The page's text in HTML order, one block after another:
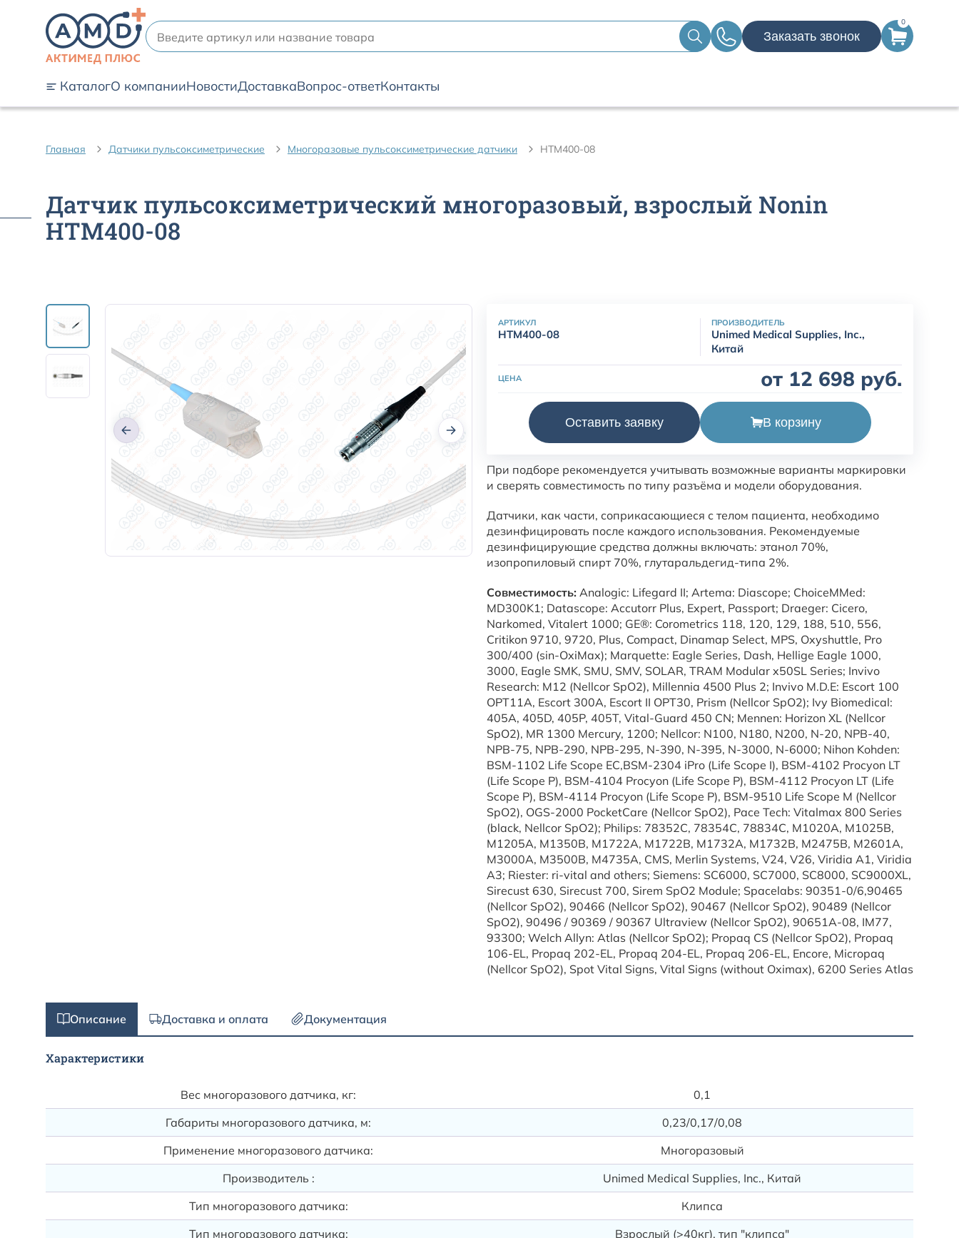
КаталогО компанииНовостиДоставкаВопрос-ответКонтакты
Заказать звонок
0
Главная Датчики пульсоксиметрические Многоразовые пульсоксиметрические датчики HTM400-08
Датчик пульсоксиметрический многоразовый, взрослый Nonin
HTM400-08
АРТИКУЛ
HTM400-08
ПРОИЗВОДИТЕЛЬ
Unimed Medical Supplies, Inc.,
Китай
ЦЕНА от 12 698 руб.
Оставить заявку
В корзину
Датчик пульсоксиметрический многоразовый, взрослый Nonin HTM400-08.
При подборе рекомендуется учитывать возможные варианты маркировки
и сверять совместимость по типу разъёма и модели оборудования.
Датчики, как части, соприкасающиеся с телом пациента, необходимо
дезинфицировать после каждого использования. Рекомендуемые
дезинфицирующие средства должны включать: этанол 70%,
изопропиловый спирт 70%, глутаральдегид-типа 2%.
Совместимость: Analogic: Lifegard II; Artema: Diascope; ChoiceMMed:
MD300K1; Datascope: Accutorr Plus, Expert, Passport; Draeger: Cicero,
Narkomed, Vitalert 1000; GE®: Corometrics 118, 120, 129, 188, 510, 556,
Critikon 9710, 9720, Plus, Compact, Dinamap Select, MPS, Oxyshuttle, Pro
300/400 (sin-OxiMax); Marquette: Eagle Series, Dash, Hellige Eagle 1000,
3000, Eagle SMK, SMU, SMV, SOLAR, TRAM Modular x50SL Series; Invivo
Research: M12 (Nellcor SpO2), Millennia 4500 Plus 2; Invivo M.D.E: Escort 100
OPT11A, Escort 300A, Escort II OPT30, Prism (Nellcor SpO2); Ivy Biomedical:
405A, 405D, 405P, 405T, Vital-Guard 450 CN; Mennen: Horizon XL (Nellcor
SpO2), MR 1300 Mercury, 1200; Nellcor: N100, N180, N200, N-20, NPB-40,
NPB-75, NPB-290, NPB-295, N-390, N-395, N-3000, N-6000; Nihon Kohden:
BSM-1102 Life Scope EC,BSM-2304 iPro (Life Scope I), BSM-4102 Procyon LT
(Life Scope P), BSM-4104 Procyon (Life Scope P), BSM-4112 Procyon LT (Life
Scope P), BSM-4114 Procyon (Life Scope P), BSM-9510 Life Scope M (Nellcor
SpO2), OGS-2000 PocketCare (Nellcor SpO2), Pace Tech: Vitalmax 800 Series
(black, Nellcor SpO2); Philips: 78352C, 78354C, 78834C, M1020A, M1025B,
M1205A, M1350B, M1722A, M1722B, M1732A, M1732B, M2475B, M2601A,
M3000A, M3500B, M4735A, CMS, Merlin Systems, V24, V26, Viridia A1, Viridia
A3; Riester: ri-vital and others; Siemens: SC6000, SC7000, SC8000, SC9000XL,
Sirecust 630, Sirecust 700, Sirem SpO2 Module; Spacelabs: 90351-0/6,90465
(Nellcor SpO2), 90466 (Nellcor SpO2), 90467 (Nellcor SpO2), 90489 (Nellcor
SpO2), 90496 / 90369 / 90367 Ultraview (Nellcor SpO2), 90651A-08, IM77,
93300; Welch Allyn: Atlas (Nellcor SpO2); Propaq CS (Nellcor SpO2), Propaq
106-EL, Propaq 202-EL, Propaq 204-EL, Propaq 206-EL, Encore, Micropaq
(Nellcor SpO2), Spot Vital Signs, Vital Signs (without Oximax), 6200 Series Atlas
Описание Доставка и оплата Документация
Характеристики
Вес многоразового датчика, кг:
0,1
Габариты многоразового датчика, м:
0,23/0,17/0,08
Применение многоразового датчика:
Многоразовый
Производитель :
Unimed Medical Supplies, Inc., Китай
Тип многоразового датчика:
Клипса
Тип многоразового датчика:
Взрослый (>40кг), тип "клипса"